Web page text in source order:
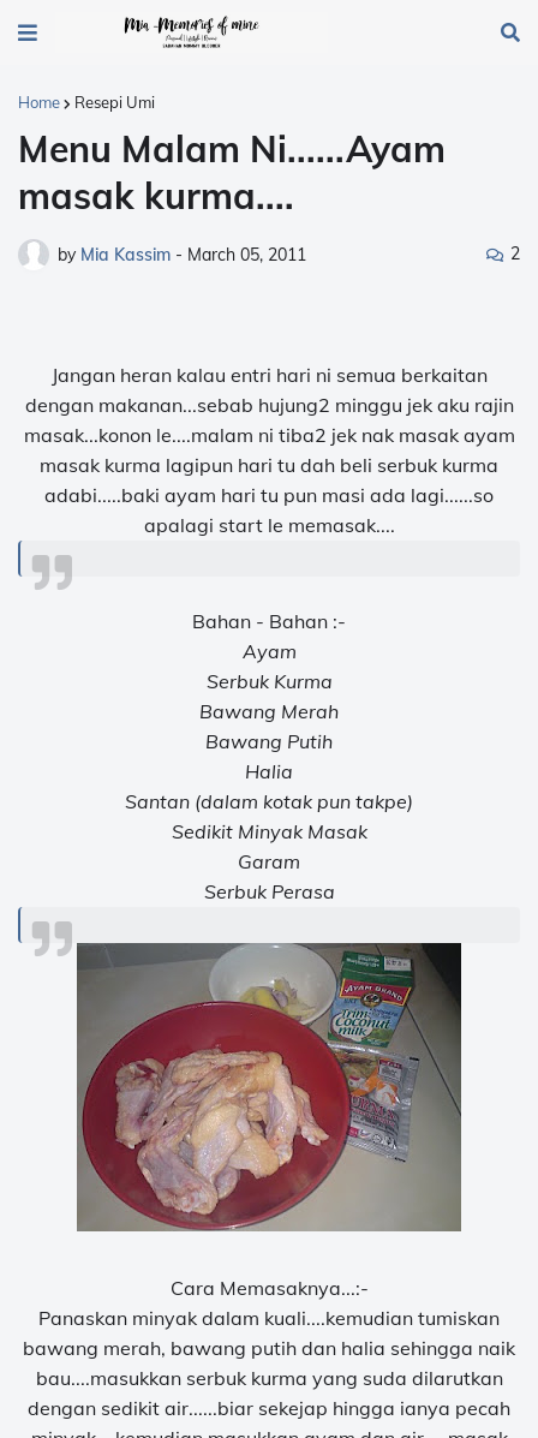
Home Resepi Umi
Menu Malam Ni......Ayam
masak kurma....
by Mia Kassim - March 05, 2011 2
Jangan heran kalau entri hari ni semua berkaitan
dengan makanan...sebab hujung2 minggu jek aku rajin
masak...konon le....malam ni tiba2 jek nak masak ayam
masak kurma lagipun hari tu dah beli serbuk kurma
adabi.....baki ayam hari tu pun masi ada lagi......so
apalagi start le memasak....
Bahan - Bahan :-
Ayam
Serbuk Kurma
Bawang Merah
Bawang Putih
Halia
Santan (dalam kotak pun takpe)
Sedikit Minyak Masak
Garam
Serbuk Perasa
Cara Memasaknya...:-
Panaskan minyak dalam kuali....kemudian tumiskan
bawang merah, bawang putih dan halia sehingga naik
bau....masukkan serbuk kurma yang suda dilarutkan
dengan sedikit air......biar sekejap hingga ianya pecah